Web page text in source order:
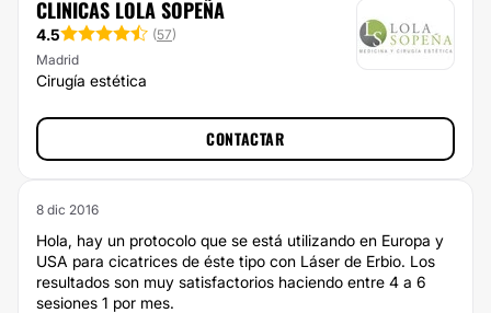
CLINICAS LOLA SOPEÑA
4.5 (57)
Madrid
Cirugía estética
CONTACTAR
8 dic 2016
Hola, hay un protocolo que se está utilizando en Europa y
USA para cicatrices de éste tipo con Láser de Erbio. Los
resultados son muy satisfactorios haciendo entre 4 a 6
sesiones 1 por mes.